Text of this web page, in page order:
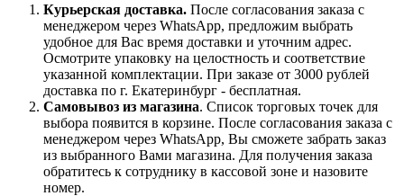
Курьерская доставка. После согласования заказа с
менеджером через WhatsApp, предложим выбрать
удобное для Вас время доставки и уточним адрес.
Осмотрите упаковку на целостность и соответствие
указанной комплектации. При заказе от 3000 рублей
доставка по г. Екатеринбург - бесплатная.
Самовывоз из магазина. Список торговых точек для
выбора появится в корзине. После согласования заказа с
менеджером через WhatsApp, Вы сможете забрать заказ
из выбранного Вами магазина. Для получения заказа
обратитесь к сотруднику в кассовой зоне и назовите
номер.